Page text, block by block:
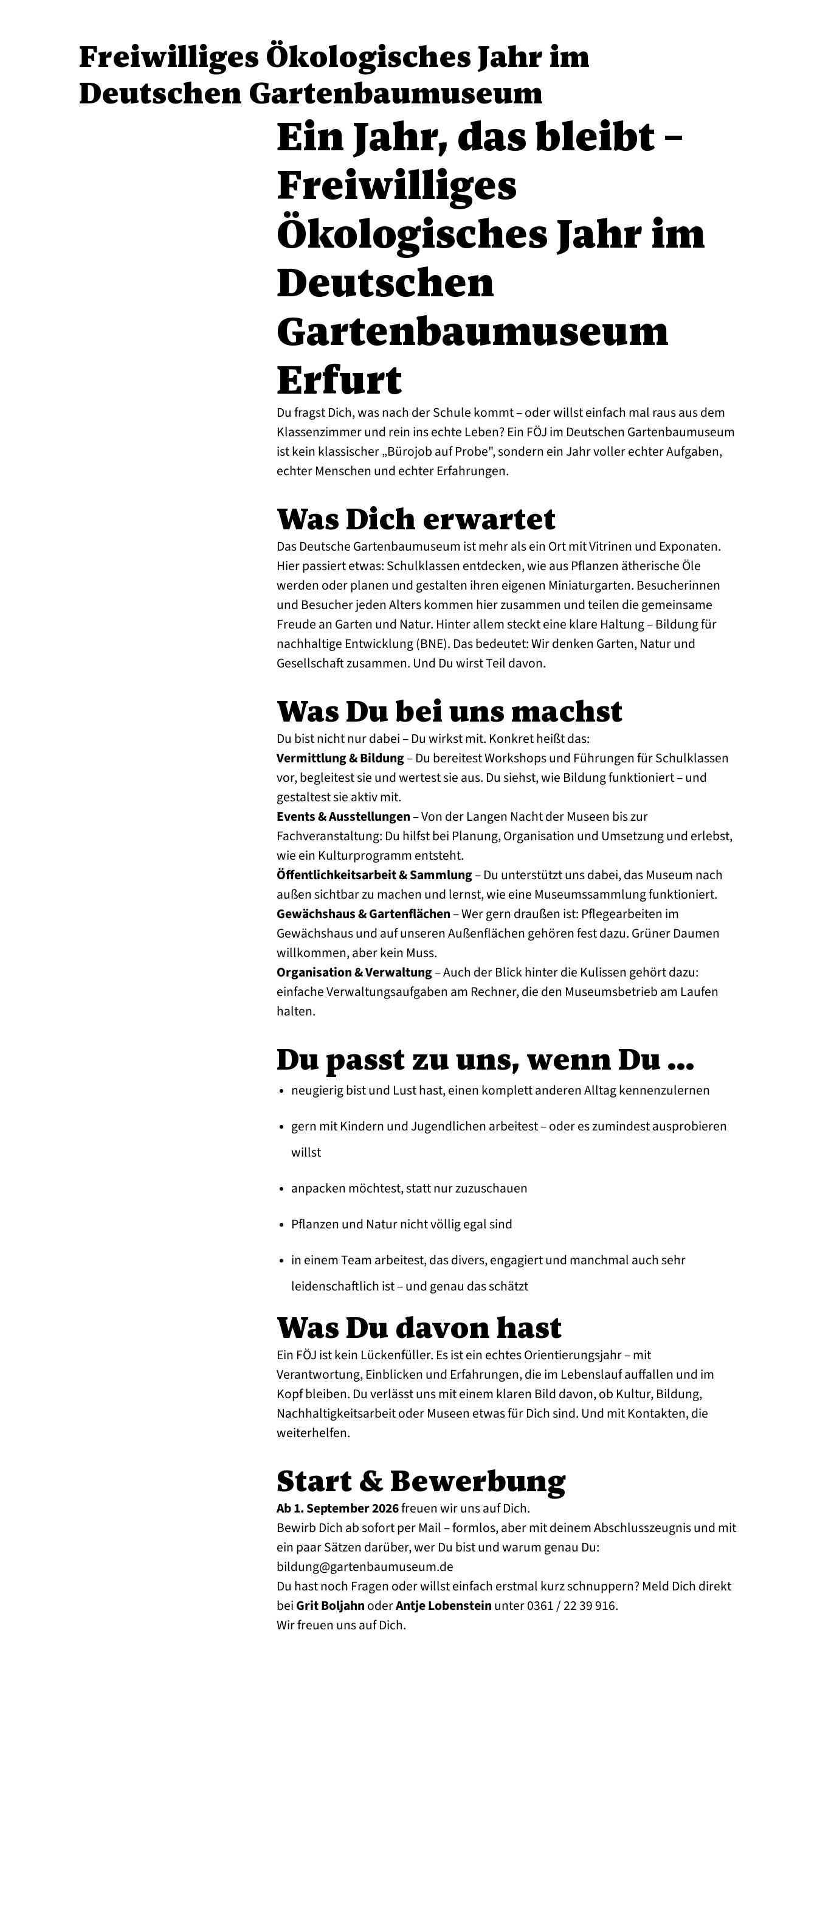
Freiwilliges Ökologisches Jahr im
Deutschen Gartenbaumuseum
Ein Jahr, das bleibt –
Freiwilliges
Ökologisches Jahr im
Deutschen
Gartenbaumuseum
Erfurt
Du fragst Dich, was nach der Schule kommt – oder willst einfach mal raus aus dem
Klassenzimmer und rein ins echte Leben? Ein FÖJ im Deutschen Gartenbaumuseum
ist kein klassischer „Bürojob auf Probe", sondern ein Jahr voller echter Aufgaben,
echter Menschen und echter Erfahrungen.
Was Dich erwartet
Das Deutsche Gartenbaumuseum ist mehr als ein Ort mit Vitrinen und Exponaten.
Hier passiert etwas: Schulklassen entdecken, wie aus Pflanzen ätherische Öle
werden oder planen und gestalten ihren eigenen Miniaturgarten. Besucherinnen
und Besucher jeden Alters kommen hier zusammen und teilen die gemeinsame
Freude an Garten und Natur. Hinter allem steckt eine klare Haltung – Bildung für
nachhaltige Entwicklung (BNE). Das bedeutet: Wir denken Garten, Natur und
Gesellschaft zusammen. Und Du wirst Teil davon.
Was Du bei uns machst
Du bist nicht nur dabei – Du wirkst mit. Konkret heißt das:
Vermittlung & Bildung– Du bereitest Workshops und Führungen für Schulklassen
vor, begleitest sie und wertest sie aus. Du siehst, wie Bildung funktioniert – und
gestaltest sie aktiv mit.
Events & Ausstellungen– Von der Langen Nacht der Museen bis zur
Fachveranstaltung: Du hilfst bei Planung, Organisation und Umsetzung und erlebst,
wie ein Kulturprogramm entsteht.
Öffentlichkeitsarbeit & Sammlung– Du unterstützt uns dabei, das Museum nach
außen sichtbar zu machen und lernst, wie eine Museumssammlung funktioniert.
Gewächshaus & Gartenflächen– Wer gern draußen ist: Pflegearbeiten im
Gewächshaus und auf unseren Außenflächen gehören fest dazu. Grüner Daumen
willkommen, aber kein Muss.
Organisation & Verwaltung– Auch der Blick hinter die Kulissen gehört dazu:
einfache Verwaltungsaufgaben am Rechner, die den Museumsbetrieb am Laufen
halten.
Du passt zu uns, wenn Du …
neugierig bist und Lust hast, einen komplett anderen Alltag kennenzulernen
gern mit Kindern und Jugendlichen arbeitest – oder es zumindest ausprobieren
willst
anpacken möchtest, statt nur zuzuschauen
Pflanzen und Natur nicht völlig egal sind
in einem Team arbeitest, das divers, engagiert und manchmal auch sehr
leidenschaftlich ist – und genau das schätzt
Was Du davon hast
Ein FÖJ ist kein Lückenfüller. Es ist ein echtes Orientierungsjahr – mit
Verantwortung, Einblicken und Erfahrungen, die im Lebenslauf auffallen und im
Kopf bleiben. Du verlässt uns mit einem klaren Bild davon, ob Kultur, Bildung,
Nachhaltigkeitsarbeit oder Museen etwas für Dich sind. Und mit Kontakten, die
weiterhelfen.
Start & Bewerbung
Ab 1. September 2026freuen wir uns auf Dich.
Bewirb Dich ab sofort per Mail – formlos, aber mit deinem Abschlusszeugnis und mit
ein paar Sätzen darüber, wer Du bist und warum genau Du:
bildung@gartenbaumuseum.de
Du hast noch Fragen oder willst einfach erstmal kurz schnuppern? Meld Dich direkt
beiGrit BoljahnoderAntje Lobensteinunter 0361 / 22 39 916.
Wir freuen uns auf Dich.